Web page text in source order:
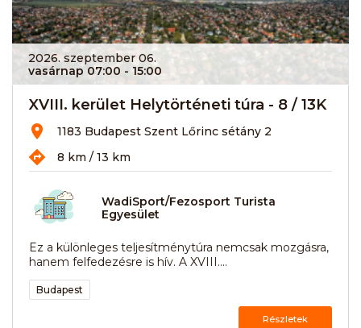
2026. szeptember 06.
vasárnap 07:00 - 15:00
XVIII. kerület Helytörténeti túra - 8 / 13K
1183 Budapest Szent Lőrinc sétány 2
8 km / 13 km
WadiSport/Fezosport Turista
Egyesület
Ez a különleges teljesítménytúra nemcsak mozgásra,
hanem felfedezésre is hív. A XVIII....
Budapest
Részletek